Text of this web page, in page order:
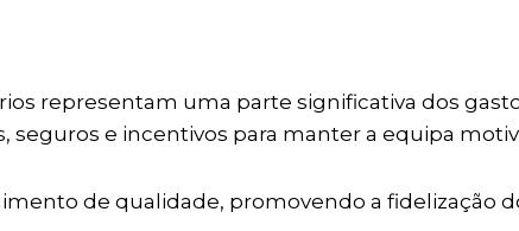
representam uma parte significativa dos
seguros e incentivos para manter a equipa
de qualidade, promovendo a fidelização